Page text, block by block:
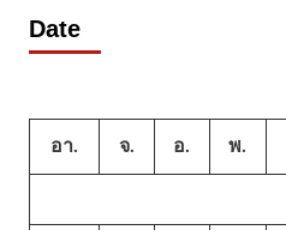
Date
อา. จ. อ. พ.